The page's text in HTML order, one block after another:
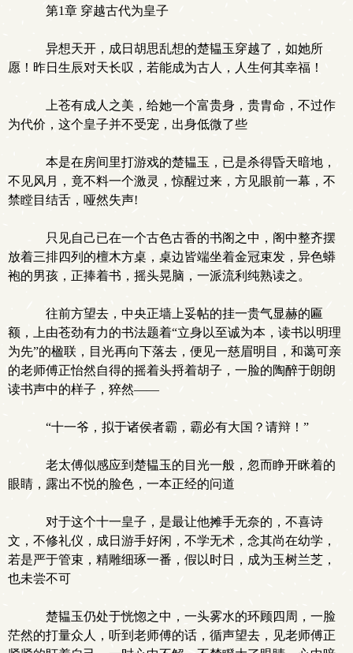
第1章 穿越古代为皇子
异想天开，成日胡思乱想的楚韫玉穿越了，如她所
愿！昨日生辰对天长叹，若能成为古人，人生何其幸福！
上苍有成人之美，给她一个富贵身，贵胄命，不过作
为代价，这个皇子并不受宠，出身低微了些
本是在房间里打游戏的楚韫玉，已是杀得昏天暗地，
不见风月，竟不料一个激灵，惊醒过来，方见眼前一幕，不
禁瞠目结舌，哑然失声!
只见自己已在一个古色古香的书阁之中，阁中整齐摆
放着三排四列的檀木方桌，桌边皆端坐着金冠束发，异色蟒
袍的男孩，正捧着书，摇头晃脑，一派流利纯熟读之。
往前方望去，中央正墙上妥帖的挂一贵气显赫的匾
额，上由苍劲有力的书法题着“立身以至诚为本，读书以明理
为先”的楹联，目光再向下落去，便见一慈眉明目，和蔼可亲
的老师傅正怡然自得的摇着头捋着胡子，一脸的陶醉于朗朗
读书声中的样子，猝然——
“十一爷，拟于诸侯者霸，霸必有大国？请辩！”
老太傅似感应到楚韫玉的目光一般，忽而睁开眯着的
眼睛，露出不悦的脸色，一本正经的问道
对于这个十一皇子，是最让他摊手无奈的，不喜诗
文，不修礼仪，成日游手好闲，不学无术，念其尚在幼学，
若是严于管束，精雕细琢一番，假以时日，成为玉树兰芝，
也未尝不可
楚韫玉仍处于恍惚之中，一头雾水的环顾四周，一脸
茫然的打量众人，听到老师傅的话，循声望去，见老师傅正